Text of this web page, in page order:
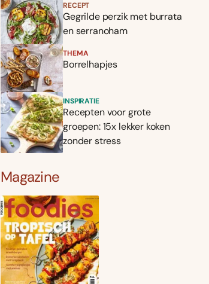
RECEPT
Gegrilde perzik met burrata
en serranoham
THEMA
Borrelhapjes
INSPIRATIE
Recepten voor grote
groepen: 15x lekker koken
zonder stress
Magazine